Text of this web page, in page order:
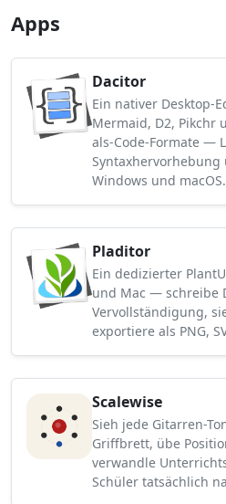
Apps
Dacitor
Ein nativer Desktop-
Mermaid, D2, Pikchr
als-Code-Formate —
Syntaxhervorhebung
Windows und macOS.
Pladitor
Ein dedizierter
und Mac — schreibe
Vervollständigung,
exportiere als PNG,
Scalewise
Sieh jede Gitarren-
Griffbrett, übe
verwandle
Schüler tatsächlich